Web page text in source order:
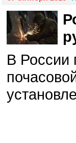
В России